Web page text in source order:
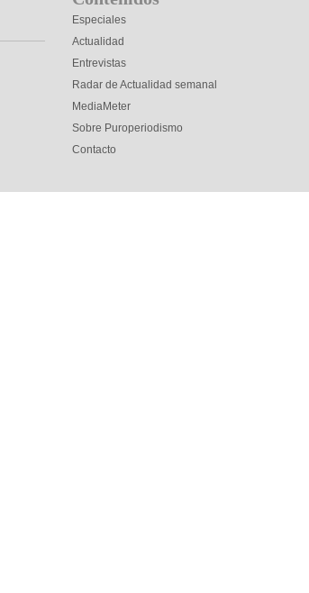
Especiales
Actualidad
Entrevistas
Radar de Actualidad semanal
MediaMeter
Sobre Puroperiodismo
Contacto